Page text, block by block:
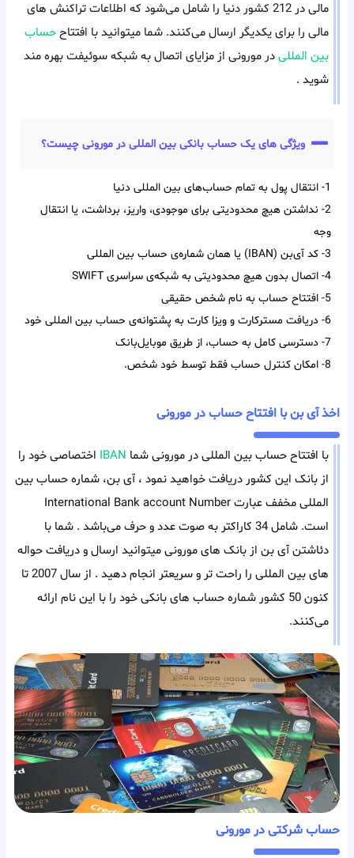
مالی در 212 کشور دنیا را شامل می‌شود که اطلاعات تراکنش های
مالی را برای یکدیگر ارسال می‌کنند. شما میتوانید با افتتاححساب
بین المللیدر مورونی از مزایای اتصال به شبکه سوئیفت بهره مند
شوید .
ویژگی های یک حساب بانکی بین المللی در مورونی چیست؟
1- انتقال پول به تمام حساب‌‌های بین‌‌ المللی دنیا
2- نداشتن هیچ محدودیتی برای موجودی، واریز، برداشت، یا انتقال
وجه
3- کد آی‌‌بن (IBAN) یا همان شماره‌ی حساب بین‌ المللی
4- اتصال بدون هیچ محدودیتی به شبکه‌ی سراسری SWIFT
5- افتتاح حساب به نام شخص حقیقی
6- دریافت مسترکارت و ویزا کارت به پشتوانه‌ی حساب بین المللی خود
7- دسترسی کامل به حساب، از طریق موبایل‌بانک
8- امکان کنترل حساب فقط توسط خود شخص.
اخذ آی بن با افتتاح حساب در مورونی
با افتتاح حساب بین المللی در مورونی شما IBAN اختصاصی خود را
از بانک این کشور دریافت خواهید نمود ، آی بن، شماره حساب بین
المللی مخفف عبارت International Bank account Number
است. شامل 34 کاراکتر به صوت عدد و حرف می‌باشد . شما با
دئاشتن آی بن از بانک های مورونی میتوانید ارسال و دریافت حواله
های بین المللی را راحت تر و سریعتر انجام دهید . از سال 2007 تا
کنون 50 کشور شماره حساب های بانکی خود را با این نام ارائه
می‌کنند.
حساب شرکتی در مورونی